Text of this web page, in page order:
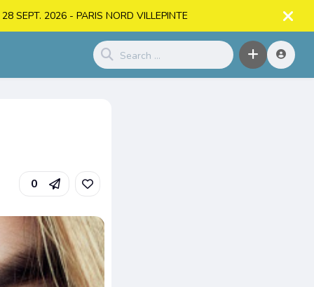
SEPT. 2026 - PARIS NORD VILLEPINTE
0